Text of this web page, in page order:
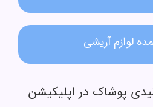
لوازم آریشی
پوشاک در اپلیکیشن